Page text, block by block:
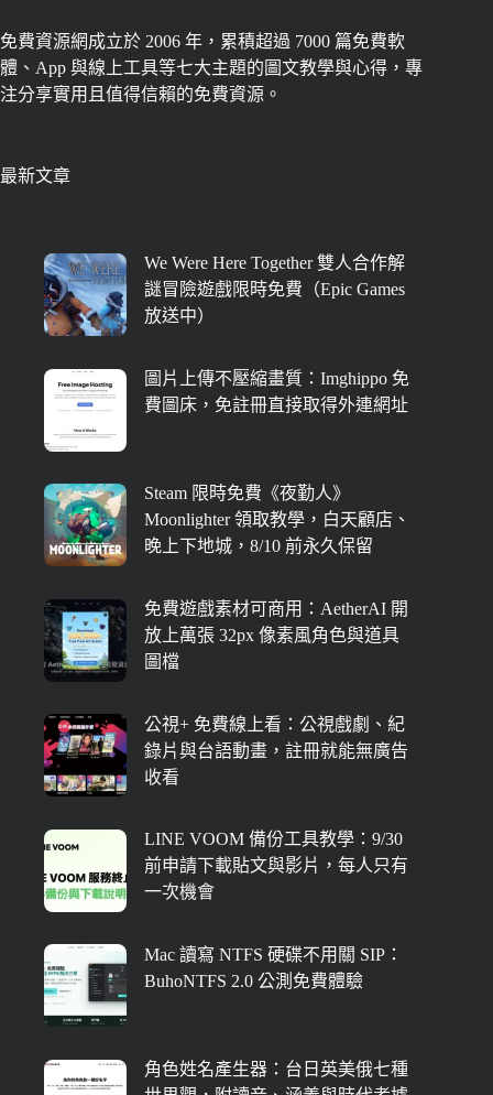
免費資源網成立於 2006 年，累積超過 7000 篇免費軟
體、App 與線上工具等七大主題的圖文教學與心得，專
注分享實用且值得信賴的免費資源。
最新文章
We Were Here Together 雙人合作解
謎冒險遊戲限時免費（Epic Games
放送中）
圖片上傳不壓縮畫質：Imghippo 免
費圖床，免註冊直接取得外連網址
Steam 限時免費《夜勤人》
Moonlighter 領取教學，白天顧店、
晚上下地城，8/10 前永久保留
免費遊戲素材可商用：AetherAI 開
放上萬張 32px 像素風角色與道具
圖檔
公視+ 免費線上看：公視戲劇、紀
錄片與台語動畫，註冊就能無廣告
收看
LINE VOOM 備份工具教學：9/30
前申請下載貼文與影片，每人只有
一次機會
Mac 讀寫 NTFS 硬碟不用關 SIP：
BuhoNTFS 2.0 公測免費體驗
角色姓名產生器：台日英美俄七種